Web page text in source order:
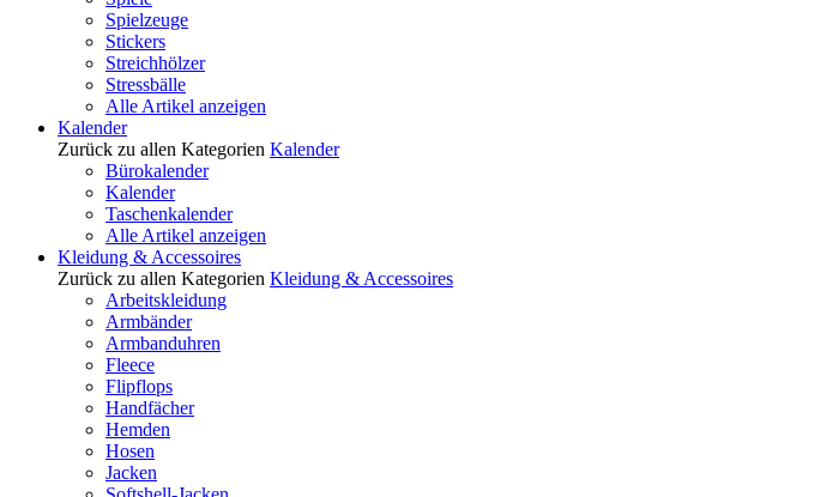
Spielzeuge
Stickers
Streichhölzer
Stressbälle
Alle Artikel anzeigen
Kalender
Zurück zu allen Kategorien Kalender
Bürokalender
Kalender
Taschenkalender
Alle Artikel anzeigen
Kleidung & Accessoires
Zurück zu allen Kategorien Kleidung & Accessoires
Arbeitskleidung
Armbänder
Armbanduhren
Fleece
Flipflops
Handfächer
Hemden
Hosen
Jacken